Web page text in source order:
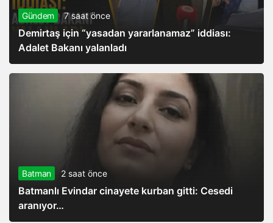
Gündem 7 saat önce
Demirtaş için “yasadan yararlanamaz” iddiası:
Adalet Bakanı yalanladı
Batman 2 saat önce
Batmanlı Evindar cinayete kurban gitti: Cesedi
aranıyor…